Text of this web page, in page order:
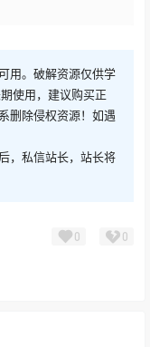
用。破解资源仅供学
使用，建议购买正
删除侵权资源！如遇
，私信站长，站长将
0 0